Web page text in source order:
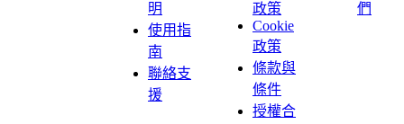
明
使用指
南
聯絡支
援
政策
Cookie
政策
條款與
條件
授權合
們